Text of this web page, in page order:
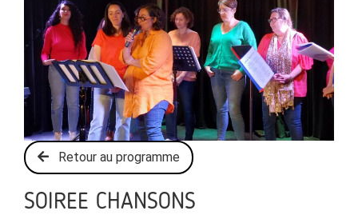
Retour au programme
SOIREE CHANSONS